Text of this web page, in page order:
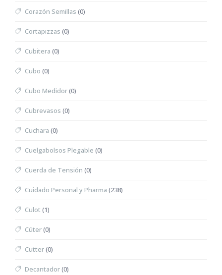
Corazón Semillas (0)
Cortapizzas (0)
Cubitera (0)
Cubo (0)
Cubo Medidor(0)
Cubrevasos (0)
Cuchara (0)
Cuelgabolsos Plegable (0)
Cuerda de Tensión (0)
Cuidado Personal y Pharma (238)
Culot (1)
Cúter(0)
Cutter(0)
Decantador(0)